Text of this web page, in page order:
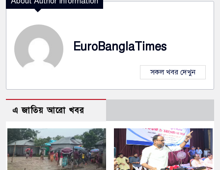
EuroBanglaTimes
সকল খবর দেখুন
এ জাতিয় আরো খবর